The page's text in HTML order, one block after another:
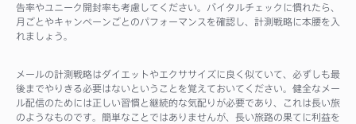
告率やユニーク開封率も考慮してください。バイタルチェックに慣れたら、
月ごとやキャンペーンごとのパフォーマンスを確認し、計測戦略に本腰を入
れましょう。
メールの計測戦略はダイエットやエクササイズに良く似ていて、必ずしも最
後までやりきる必要はないということを覚えておいてください。健全なメー
ル配信のためには正しい習慣と継続的な気配りが必要であり、これは長い旅
のようなものです。簡単なことではありませんが、長い旅路の果てに利益を